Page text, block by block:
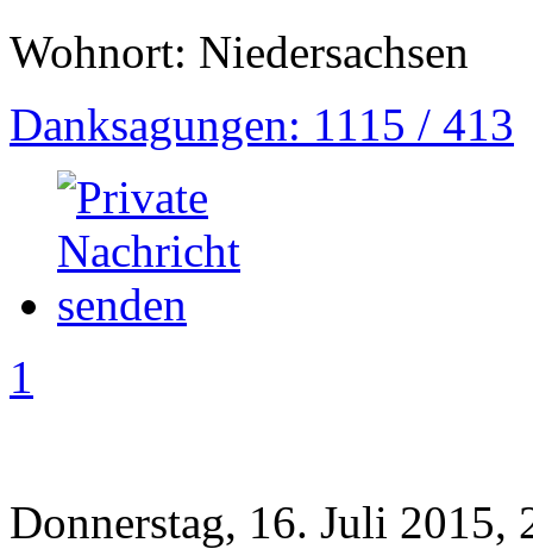
Wohnort: Niedersachsen
Danksagungen: 1115 / 413
1
Donnerstag, 16. Juli 2015,